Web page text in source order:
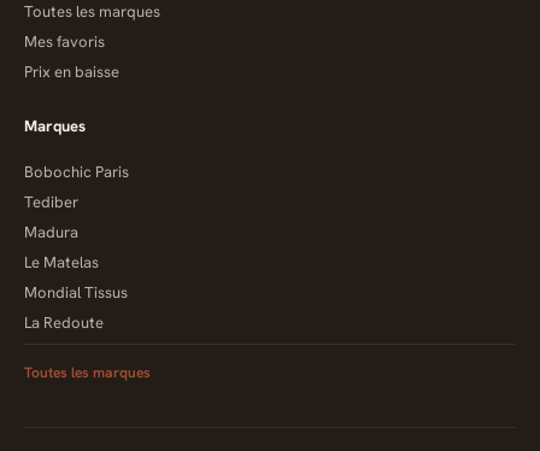
Toutes les marques
Mes favoris
Prix en baisse
Marques
Bobochic Paris
Tediber
Madura
Le Matelas
Mondial Tissus
La Redoute
Toutes les marques